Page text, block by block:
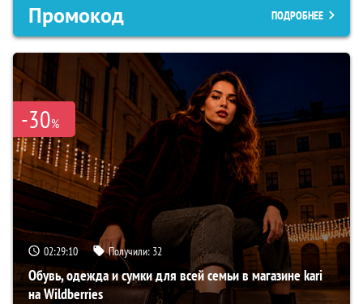
Промокод ПОДРОБНЕЕ
-30%
02:29:09 Получили: 32
Обувь, одежда и сумки для всей семьи в магазине kari
на Wildberries